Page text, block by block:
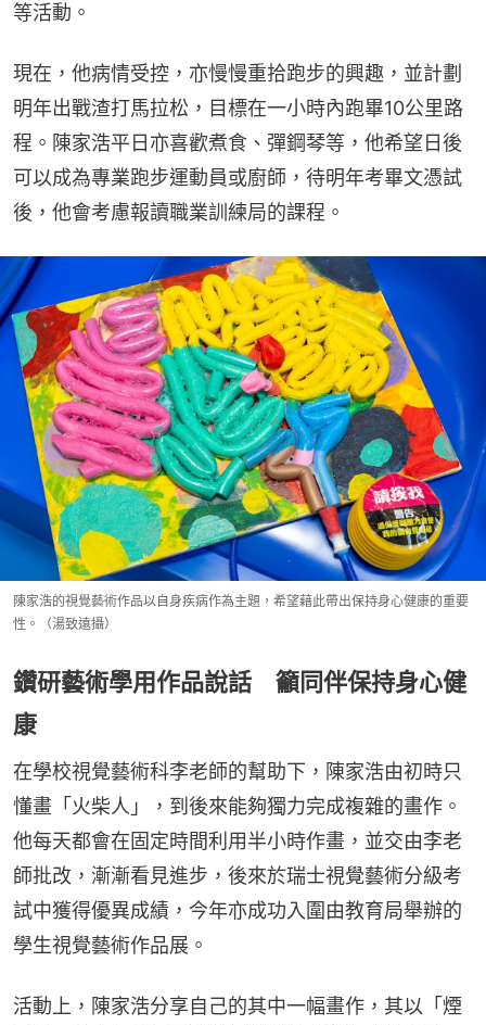
等活動。
現在，他病情受控，亦慢慢重拾跑步的興趣，並計劃
明年出戰渣打馬拉松，目標在一小時內跑畢10公里路
程。陳家浩平日亦喜歡煮食、彈鋼琴等，他希望日後
可以成為專業跑步運動員或廚師，待明年考畢文憑試
後，他會考慮報讀職業訓練局的課程。
陳家浩的視覺藝術作品以自身疾病作為主題，希望藉此帶出保持身心健康的重要
性。（湯致遠攝）
鑽研藝術學用作品說話 籲同伴保持身心健
康
在學校視覺藝術科李老師的幫助下，陳家浩由初時只
懂畫「火柴人」，到後來能夠獨力完成複雜的畫作。
他每天都會在固定時間利用半小時作畫，並交由李老
師批改，漸漸看見進步，後來於瑞士視覺藝術分級考
試中獲得優異成績，今年亦成功入圍由教育局舉辦的
學生視覺藝術作品展。
活動上，陳家浩分享自己的其中一幅畫作，其以「煙